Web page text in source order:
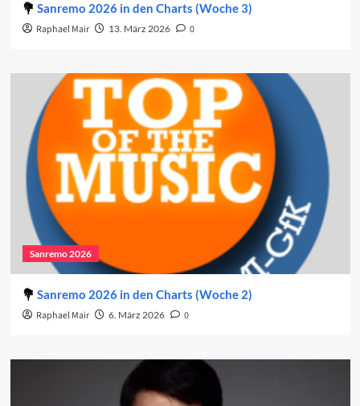
Sanremo 2026 in den Charts (Woche 3)
Raphael Mair 13. März 2026 0
Sanremo 2026
Sanremo 2026 in den Charts (Woche 2)
Raphael Mair 6. März 2026 0